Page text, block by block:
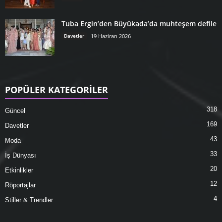
Tuba Ergin’den Büyükada’da muhteşem defile
Davetler 19 Haziran 2026
POPÜLER KATEGORİLER
Güncel 318
Davetler 169
Moda 43
İş Dünyası 33
Etkinlikler 20
Röportajlar 12
Stiller & Trendler 4